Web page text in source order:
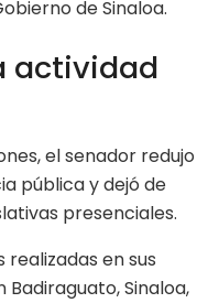
de Sinaloa.
actividad
el senador redujo
pública y dejó de
presenciales.
en sus
Sinaloa,